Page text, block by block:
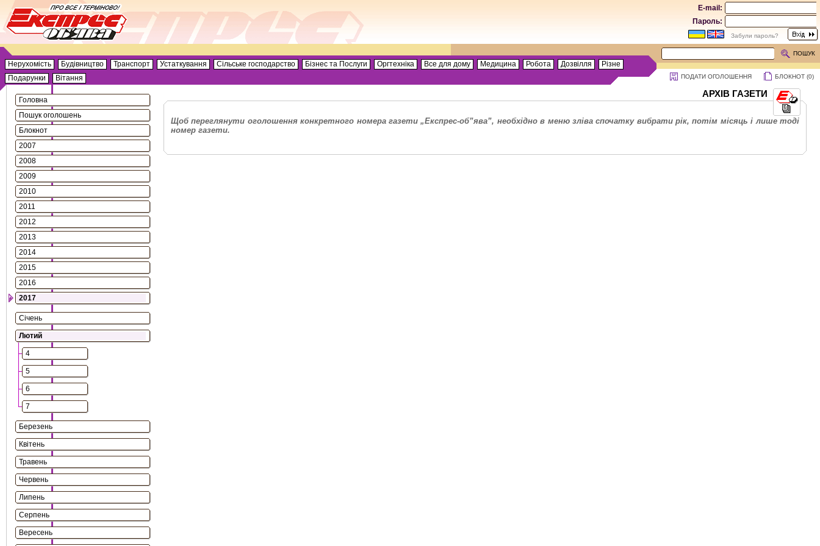
E-mail:
Пароль:
Забули пароль?
ПОШУК
Нерухомість Будівництво Транспорт Устаткування Сільське господарство Бізнес та Послуги Оргтехніка Все для дому Медицина Робота Дозвілля
Різне
Подарунки
Вітання ПОДАТИ ОГОЛОШЕННЯ БЛОКНОТ (0)
Головна
Пошук оголошень
Блокнот
2007
2008
2009
2010
2011
2012
2013
2014
2015
2016
2017
Січень
Лютий
4
5
6
7
Березень
Квітень
Травень
Червень
Липень
Серпень
Вересень
АРХІВ ГАЗЕТИ
Щоб переглянути оголошення конкретного номера газети „Експрес-об”ява”, необхідно в меню зліва спочатку вибрати рік, потім місяць і лише тоді
номер газети.